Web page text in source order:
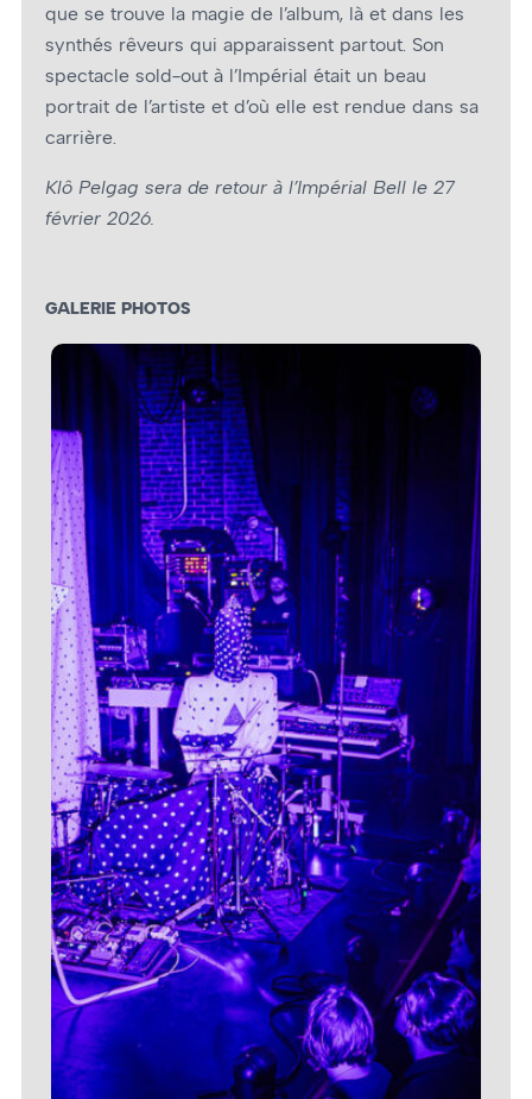
que se trouve la magie de l’album, là et dans les
synthés rêveurs qui apparaissent partout. Son
spectacle sold-out à l’Impérial était un beau
portrait de l’artiste et d’où elle est rendue dans sa
carrière.
Klô Pelgag sera de retour à l’Impérial Bell le 27
février 2026.
GALERIE PHOTOS